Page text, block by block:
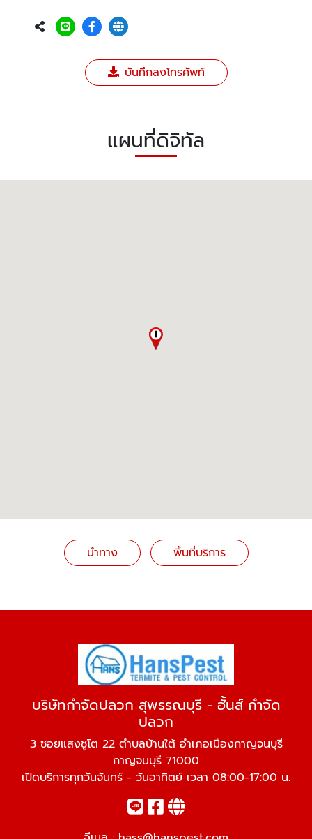
บันทึกลงโทรศัพท์
แผนที่ดิจิทัล
นำทาง พื้นที่บริการ
บริษัทกำจัดปลวก สุพรรณบุรี - ฮั้นส์ กำจัด
ปลวก
3 ซอยแสงชูโต 22 ตำบลบ้านใต้ อำเภอเมืองกาญจนบุรี
กาญจนบุรี 71000
เปิดบริการทุกวันจันทร์ - วันอาทิตย์ เวลา 08:00-17:00 น.